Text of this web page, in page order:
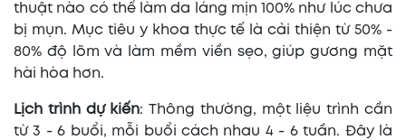
thuật nào có thể làm da láng mịn 100% như lúc chưa
bị mụn. Mục tiêu y khoa thực tế là cải thiện từ 50% -
80% độ lõm và làm mềm viền sẹo, giúp gương mặt
hài hòa hơn.
Lịch trình dự kiến: Thông thường, một liệu trình cần
từ 3 - 6 buổi, mỗi buổi cách nhau 4 - 6 tuần. Đây là